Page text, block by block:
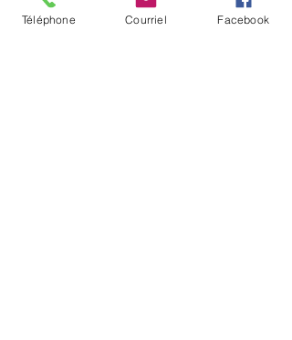
Téléphone Courriel Facebook